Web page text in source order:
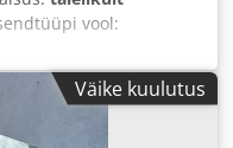
vool:
,
Väike kuulutus